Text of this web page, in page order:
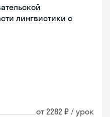
лингвистики с
от 2282 ₽ / урок